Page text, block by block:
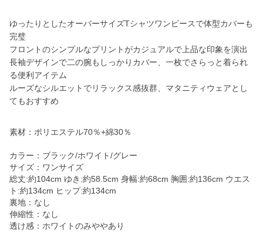
ゆったりとしたオーバーサイズTシャツワンピースで体型カバーも
完璧
フロントのシンプルなプリントがカジュアルで上品な印象を演出
長袖デザインで二の腕もしっかりカバー、一枚でさらっと着られ
る便利アイテム
ルーズなシルエットでリラックス感抜群、マタニティウェアとし
てもおすすめ
素材：ポリエステル70％+綿30％
カラー：ブラック/ホワイト/グレー
サイズ：ワンサイズ
総丈:約104cm ゆき:約58.5cm 身幅:約68cm 胸囲:約136cm ウエス
ト:約134cm ヒップ:約134cm
裏地：なし
伸縮性：なし
透け感：ホワイトのみややあり